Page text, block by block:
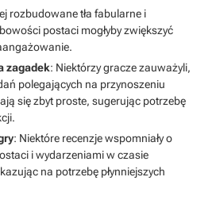
rozbudowane tła fabularne i
postaci mogłyby zwiększyć
zagadek: Niektórzy gracze zauważyli,
polegających na przynoszeniu
się zbyt proste, sugerując potrzebę
: Niektóre recenzje wspomniały o
i wydarzeniami w czasie
na potrzebę płynniejszych